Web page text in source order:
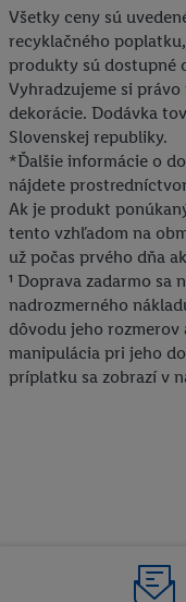
Všetky ceny sú
recyklačného
produkty sú dostupné
Vyhradzujeme si právo
dekorácie. Dodávka
Slovenskej republiky.
*Ďalšie informácie o
nájdete
Ak je produkt
tento vzhľadom na
už počas prvého dňa
¹ Doprava zadarmo sa
nadrozmerného
dôvodu jeho
manipulácia pri jeho
príplatku sa zobrazí v